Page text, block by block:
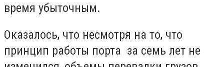
время убыточным.
Оказалось, что несмотря на то, что
принцип работы порта за семь лет не